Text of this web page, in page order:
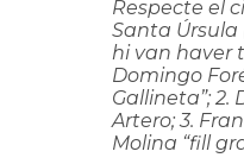
Respecte el
Santa Úrsula
hi van haver
Domingo
Gallineta”; 2.
Artero; 3.
Molina “fill